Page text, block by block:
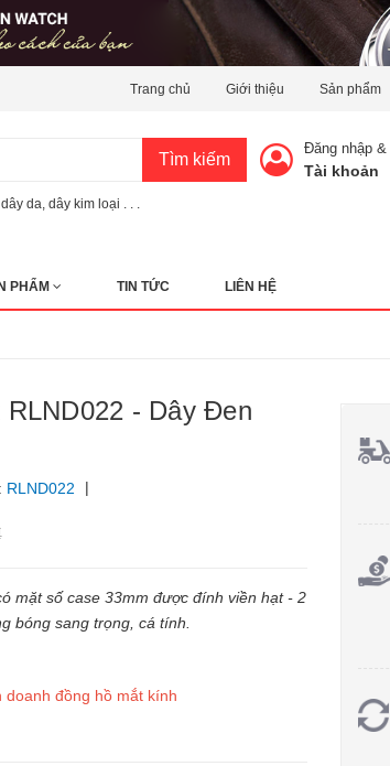
Trang chủ Giới thiệu Sản phẩm
Tìm kiếm
dây da dây kim loại . . .
Đăng nhập &
Tài khoản
PHẨM TIN TỨC LIÊN HỆ
- Dây Đen
RLND022 |
mặt số case 33mm được đính viền hạt - 2
bóng sang trọng, cá tính.
doanh đồng hồ mắt kính